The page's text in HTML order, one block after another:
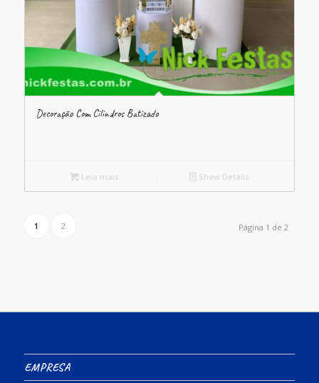
Decoração Com Cilindros Batizado
Leia mais Show Details
Página 1 de 2
1 2
EMPRESA